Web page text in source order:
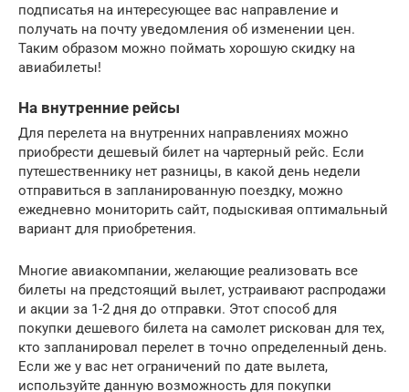
подписатья на интересующее вас направление и
получать на почту уведомления об изменении цен.
Таким образом можно поймать хорошую скидку на
авиабилеты!
На внутренние рейсы
Для перелета на внутренних направлениях можно
приобрести дешевый билет на чартерный рейс. Если
путешественнику нет разницы, в какой день недели
отправиться в запланированную поездку, можно
ежедневно мониторить сайт, подыскивая оптимальный
вариант для приобретения.
Многие авиакомпании, желающие реализовать все
билеты на предстоящий вылет, устраивают распродажи
и акции за 1-2 дня до отправки. Этот способ для
покупки дешевого билета на самолет рискован для тех,
кто запланировал перелет в точно определенный день.
Если же у вас нет ограничений по дате вылета,
используйте данную возможность для покупки